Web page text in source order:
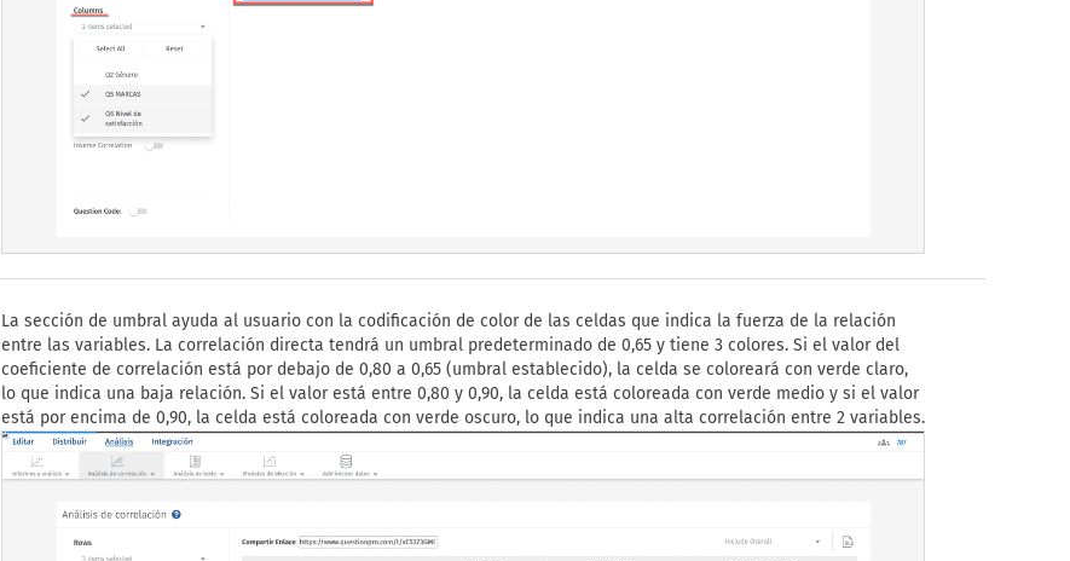
La sección de umbral ayuda al usuario con la codificación de color de las celdas que indica la fuerza de la relación
entre las variables. La correlación directa tendrá un umbral predeterminado de 0,65 y tiene 3 colores. Si el valor del
coeficiente de correlación está por debajo de 0,80 a 0,65 (umbral establecido), la celda se coloreará con verde claro,
lo que indica una baja relación. Si el valor está entre 0,80 y 0,90, la celda está coloreada con verde medio y si el valor
está por encima de 0,90, la celda está coloreada con verde oscuro, lo que indica una alta correlación entre 2 variables.